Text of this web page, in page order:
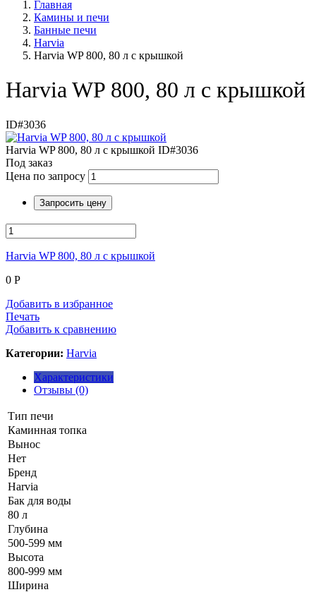
Главная
Камины и печи
Банные печи
Harvia
Harvia WP 800, 80 л с крышкой
Harvia WP 800, 80 л с крышкой
ID#3036
Harvia WP 800, 80 л с крышкой ID#3036
Под заказ
Цена по запросу
Запросить цену
Harvia WP 800, 80 л с крышкой
0 Р
Добавить в избранное
Печать
Добавить к сравнению
Категории: Harvia
Характеристики
Отзывы (0)
Тип печи
Каминная топка
Вынос
Нет
Бренд
Harvia
Бак для воды
80 л
Глубина
500-599 мм
Высота
800-999 мм
Ширина